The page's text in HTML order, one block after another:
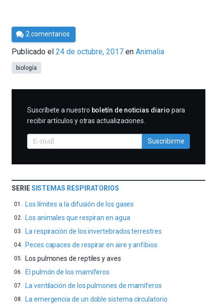
Por
César
Tomé
2 comentarios
Publicado el 24 de octubre, 2017 en Animalia
biología
SUSCRIBIRME
Suscríbete a nuestro boletín de noticias diario para
recibir artículos y otras actualizaciones.
Suscribirme
SERIESISTEMAS RESPIRATORIOS
Los límites a la difusión de los gases
Los animales que respiran en agua
La respiración de los invertebrados terrestres
Peces capaces de respirar en aire y anfibios
Los pulmones de reptiles y aves
El pulmón de los mamíferos
La ventilación de los pulmones de mamíferos
La emergencia de un doble sistema circulatorio